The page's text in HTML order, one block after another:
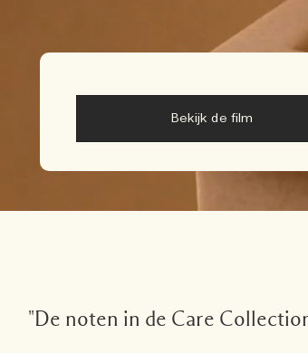
Bekijk de film
"De noten in de Care